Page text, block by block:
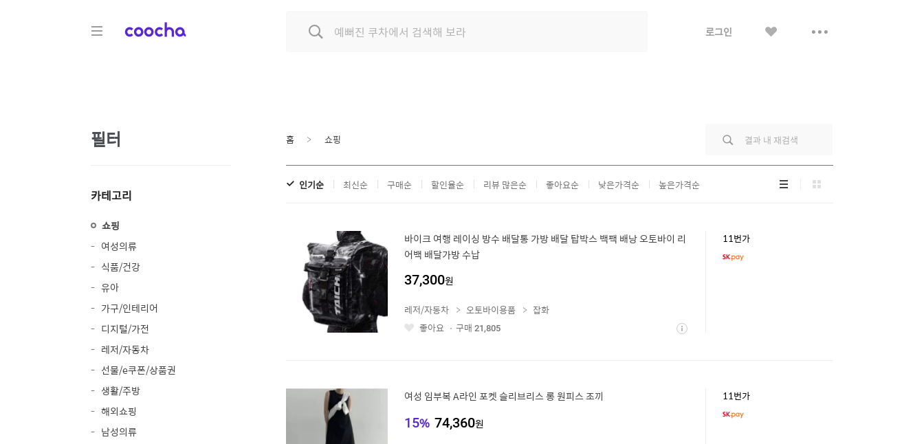
COOCHA 로그인 보
필터
카테고리
쇼핑
여성의류
식품/건강
유아
가구/인테리어
디지털/가전
레저/자동차
선물/e쿠폰/상품권
생활/주방
해외쇼핑
남성의류
홈 쇼핑
인기순 최신순 구매순 할인율순 리뷰 많은순 좋아요순 낮은가격순 높은가격순 리
스
그
리
바이크 여행 레이싱 방수 배달통 가방 배달 탑박스 백팩 배낭 오토바이 리
어백 배달가방 수납
37,300원
11번가
좋 상
레저/자동차 오토바이용품
잡화
좋아요
구매 21,805
여성 임부복 A라인 포켓 슬리브리스 롱 원피스 조끼
15% 74,360원
11번가